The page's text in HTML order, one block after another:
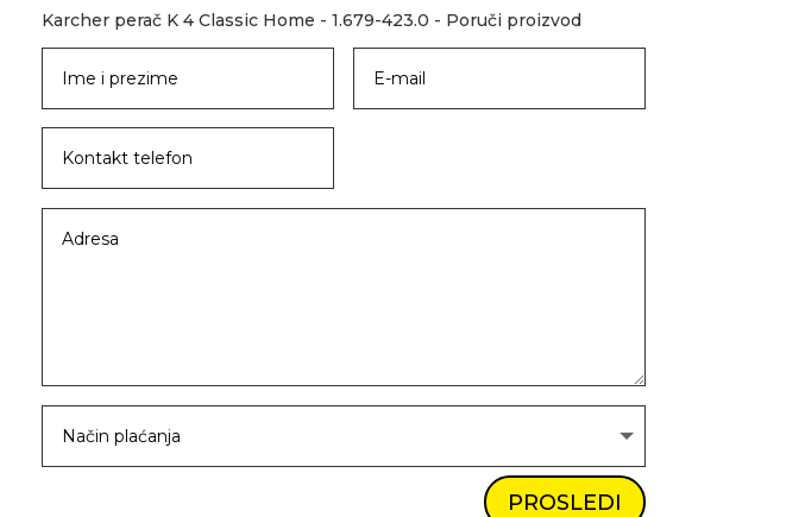
Karcher perač K 4 Classic Home - 1.679-423.0 - Poruči proizvod
PROSLEDI